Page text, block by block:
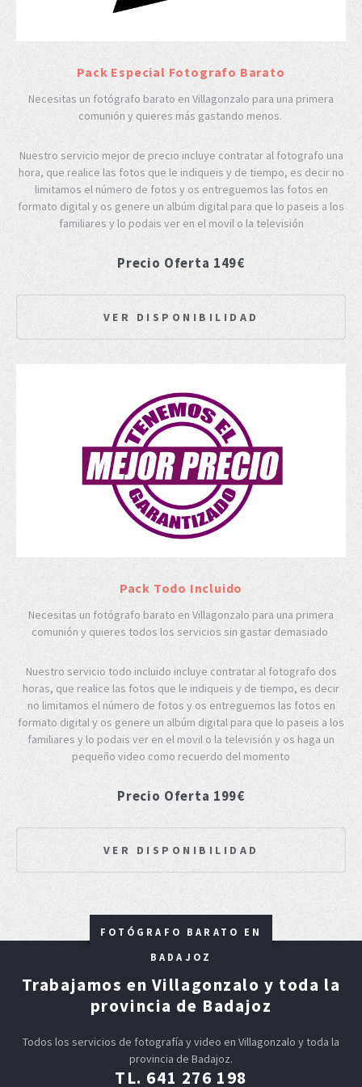
Pack Especial Fotografo Barato
Necesitas un fotógrafo barato en Villagonzalo para una primera
comunión y quieres más gastando menos.
Nuestro servicio mejor de precio incluye contratar al fotografo una
hora, que realice las fotos que le indiqueis y de tiempo, es decir no
limitamos el número de fotos y os entreguemos las fotos en
formato digital y os genere un albúm digital para que lo paseis a los
familiares y lo podais ver en el movil o la televisión
Precio Oferta 149€
VER DISPONIBILIDAD
Pack Todo Incluido
Necesitas un fotógrafo barato en Villagonzalo para una primera
comunión y quieres todos los servicios sin gastar demasiado
Nuestro servicio todo incluido incluye contratar al fotografo dos
horas, que realice las fotos que le indiqueis y de tiempo, es decir
no limitamos el número de fotos y os entreguemos las fotos en
formato digital y os genere un albúm digital para que lo paseis a los
familiares y lo podais ver en el movil o la televisión y os haga un
pequeño video como recuerdo del momento
Precio Oferta 199€
VER DISPONIBILIDAD
FOTÓGRAFO BARATO EN
BADAJOZ
Trabajamos en Villagonzalo y toda la
provincia de Badajoz
Todos los servicios de fotografía y video en Villagonzalo y toda la
provincia de Badajoz.
TL. 641 276 198